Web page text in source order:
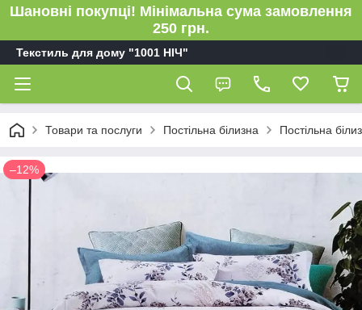
Шановні покупці! Мінімальна сума замовлення
250 грн.
Текстиль для дому "1001 НІЧ"
Товари та послуги Постільна білизна Постільна
–12%